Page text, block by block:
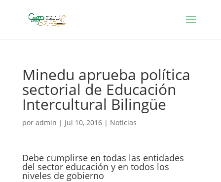
Minedu aprueba política
sectorial de Educación
Intercultural Bilingüe
por admin | Jul 10, 2016| Noticias
Debe cumplirse en todas las entidades
del sector educación y en todos los
niveles de gobierno